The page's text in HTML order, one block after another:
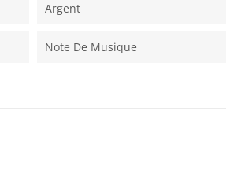
Argent
Note De Musique